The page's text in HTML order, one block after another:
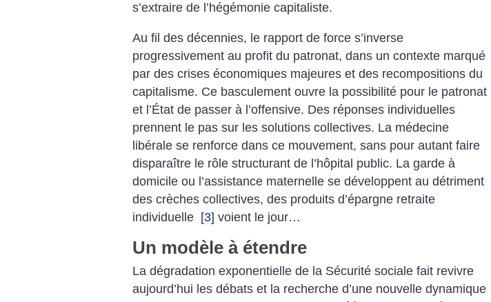
s’extraire de l’hégémonie capitaliste.
Au fil des décennies, le rapport de force s’inverse
progressivement au profit du patronat, dans un contexte marqué
par des ­crises économiques majeures et des recompositions du
capitalisme. Ce basculement ouvre la possibilité pour le patronat
et ­l’État de passer à l’offensive. Des réponses individuelles
prennent le pas sur les solutions collectives. La médecine
libérale se renforce dans ce mouvement, sans pour autant faire
disparaître le rôle structurant de l’hôpital public. La garde à
domicile ou l’assistance maternelle se développent au détriment
des crèches collectives, des produits d’épargne retraite
individuelle [3] voient le jour…
Un modèle à étendre
La dégradation exponentielle de la Sécurité sociale fait revivre
aujourd’hui les débats et la recherche d’une nouvelle dynamique